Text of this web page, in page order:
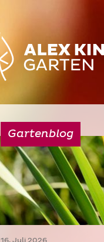
Gartenblog